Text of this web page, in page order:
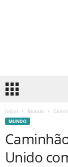
Início Mundo
MUNDO
Unido